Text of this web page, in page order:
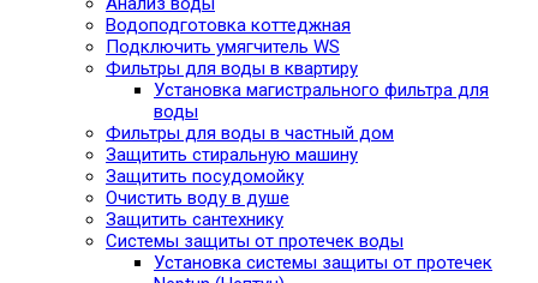
Водоподготовка коттеджная
Подключить умягчитель WS
Фильтры для воды в квартиру
Установка магистрального фильтра для
воды
Фильтры для воды в частный дом
Защитить стиральную машину
Защитить посудомойку
Очистить воду в душе
Защитить сантехнику
Системы защиты от протечек воды
Установка системы защиты от протечек